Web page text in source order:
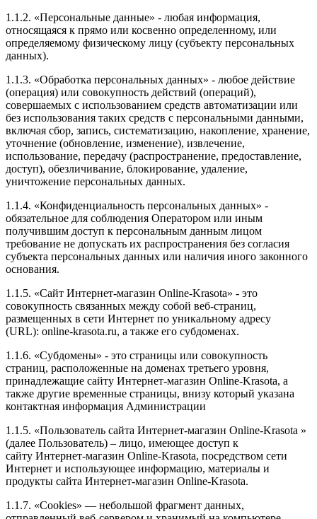
1.1.2. «Персональные данные» - любая информация,
относящаяся к прямо или косвенно определенному, или
определяемому физическому лицу (субъекту персональных
данных).
1.1.3. «Обработка персональных данных» - любое действие
(операция) или совокупность действий (операций),
совершаемых с использованием средств автоматизации или
без использования таких средств с персональными данными,
включая сбор, запись, систематизацию, накопление, хранение,
уточнение (обновление, изменение), извлечение,
использование, передачу (распространение, предоставление,
доступ), обезличивание, блокирование, удаление,
уничтожение персональных данных.
1.1.4. «Конфиденциальность персональных данных» -
обязательное для соблюдения Оператором или иным
получившим доступ к персональным данным лицом
требование не допускать их распространения без согласия
субъекта персональных данных или наличия иного законного
основания.
1.1.5. «Сайт Интернет-магазин Online-Krasota» - это
совокупность связанных между собой веб-страниц,
размещенных в сети Интернет по уникальному адресу
(URL): online-krasota.ru, а также его субдоменах.
1.1.6. «Субдомены» - это страницы или совокупность
страниц, расположенные на доменах третьего уровня,
принадлежащие сайту Интернет-магазин Online-Krasota, а
также другие временные страницы, внизу который указана
контактная информация Администрации
1.1.5. «Пользователь сайта Интернет-магазин Online-Krasota »
(далее Пользователь) – лицо, имеющее доступ к
сайту Интернет-магазин Online-Krasota, посредством сети
Интернет и использующее информацию, материалы и
продукты сайта Интернет-магазин Online-Krasota.
1.1.7. «Cookies» — небольшой фрагмент данных,